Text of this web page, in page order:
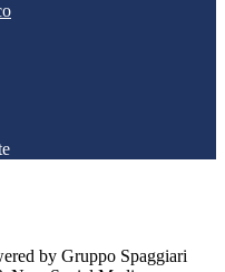
by Gruppo Spaggiari